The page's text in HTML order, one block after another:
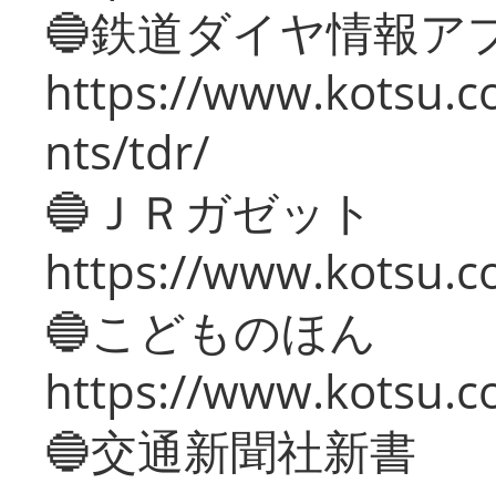
🔵鉄道ダイヤ情報ア
https://
nts/tdr/
🔵ＪＲガゼット
https://
🔵こどものほん
https://
🔵交通新聞社新書